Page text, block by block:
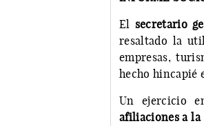
El secretario
resaltado la
empresas,
hecho hincapié
Un ejercicio
afiliaciones a la